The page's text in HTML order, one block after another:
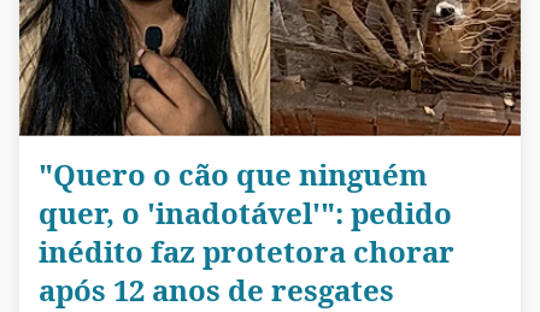
"Quero o cão que ninguém
quer, o 'inadotável'": pedido
inédito faz protetora chorar
após 12 anos de resgates